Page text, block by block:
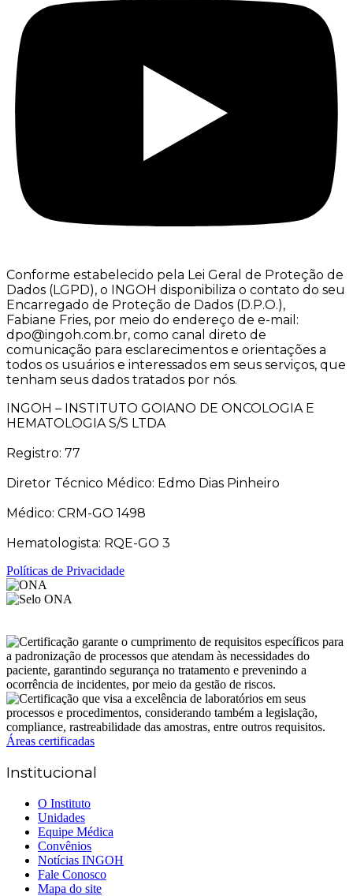
Conforme estabelecido pela Lei Geral de Proteção de
Dados (LGPD), o INGOH disponibiliza o contato do seu
Encarregado de Proteção de Dados (D.P.O.),
Fabiane Fries, por meio do endereço de e-mail:
dpo@ingoh.com.br, como canal direto de
comunicação para esclarecimentos e orientações a
todos os usuários e interessados em seus serviços, que
tenham seus dados tratados por nós.
INGOH – INSTITUTO GOIANO DE ONCOLOGIA E
HEMATOLOGIA S/S LTDA
Registro: 77
Diretor Técnico Médico: Edmo Dias Pinheiro
Médico: CRM-GO 1498
Hematologista: RQE-GO 3
Políticas de Privacidade
Áreas certificadas
Institucional
O Instituto
Unidades
Equipe Médica
Convênios
Notícias INGOH
Fale Conosco
Mapa do site